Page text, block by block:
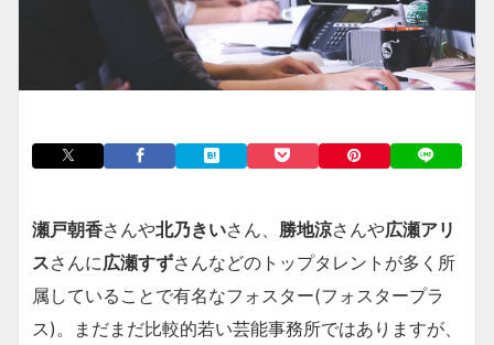
瀬戸朝香さんや北乃きいさん、 勝地涼さんや広瀬アリ
スさんに広瀬すずさんなどのトップタレントが多く所
属していることで有名なフォスター(フォスタープラ
ス)。まだまだ比較的若い芸能事務所ではありますが、